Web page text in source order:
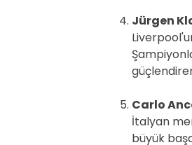
Jürgen
Carlo
İtalyan
büyük